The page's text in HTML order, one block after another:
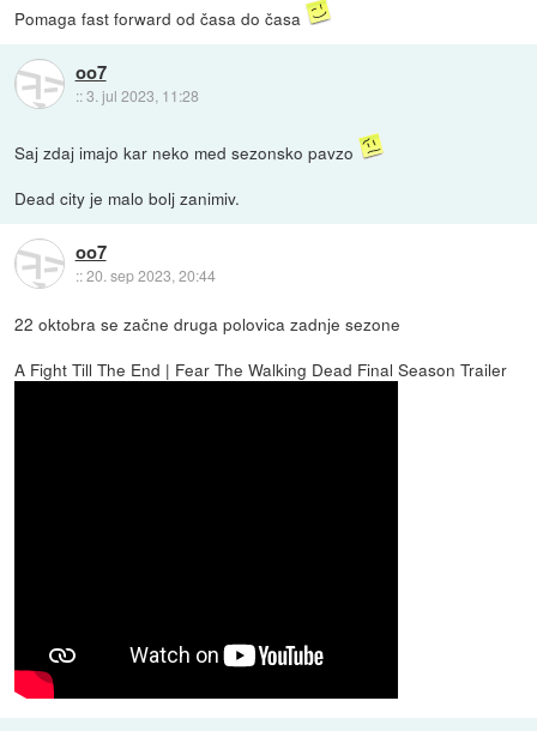
Pomaga fast forward od časa do časa
oo7
::3. jul 2023, 11:28
Saj zdaj imajo kar neko med sezonsko pavzo
Dead city je malo bolj zanimiv.
oo7
::20. sep 2023, 20:44
22 oktobra se začne druga polovica zadnje sezone
A Fight Till The End | Fear The Walking Dead Final Season Trailer